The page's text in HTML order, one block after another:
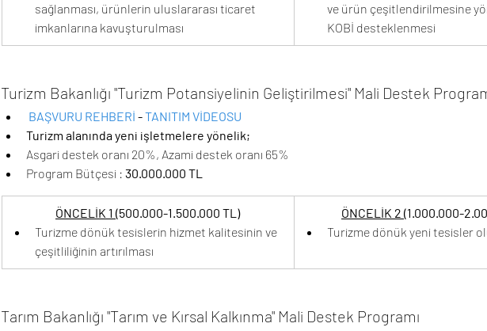
sağlanması, ürünlerin uluslararası ticaret
imkanlarına kavuşturulması
ve ürün çeşitlendirilmesine
KOBİ desteklenmesi
Turizm Bakanlığı "Turizm Potansiyelinin Geliştirilmesi" Mali Destek
BAŞVURU REHBERİ - TANITIM VİDEOSU
Turizm alanında yeni işletmelere yönelik;
Asgari destek oranı 20%, Azami destek oranı 65%
Program Bütçesi : 30.000.000 TL
ÖNCELİK 1 (500.000-1.500.000 TL)
Turizme dönük tesislerin hizmet kalitesinin ve
çeşitliliğinin artırılması
ÖNCELİK 2 (1.000.000-
Turizme dönük yeni tesisler
Tarım Bakanlığı "Tarım ve Kırsal Kalkınma" Mali Destek Programı